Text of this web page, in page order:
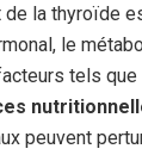
de la thyroïde
le
tels que
peuvent